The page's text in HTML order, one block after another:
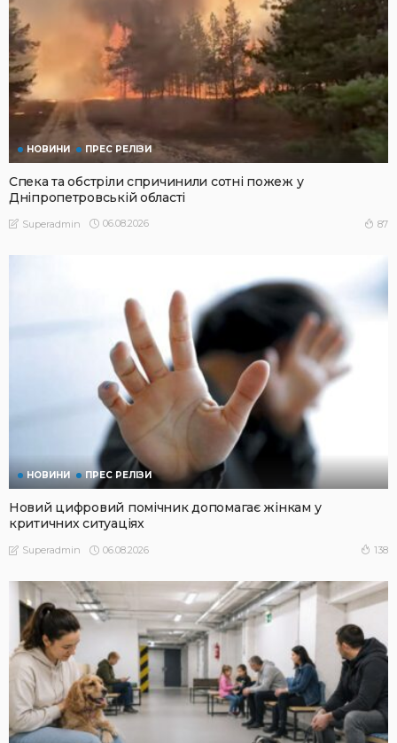
НОВИНИ ПРЕС РЕЛІЗИ
Спека та обстріли спричинили сотні пожеж у
Дніпропетровській області
Superadmin 06.08.2026 87
НОВИНИ ПРЕС РЕЛІЗИ
Новий цифровий помічник допомагає жінкам у
критичних ситуаціях
Superadmin 06.08.2026 138